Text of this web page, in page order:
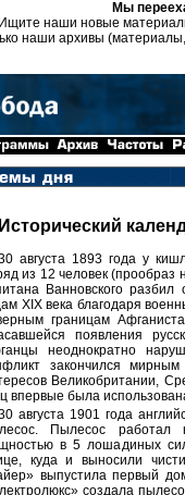
Мы
Ищите наши новые
наши архивы
Исторический
августа 1893 года у
из 12 человек
Ванновского
XIX века благодаря
границам
появления
неоднократно
закончился
Великобритании,
впервые была
августа 1901 года
Пылесос работал
в 5 лошадиных
куда и выносили
выпустила первый
создала